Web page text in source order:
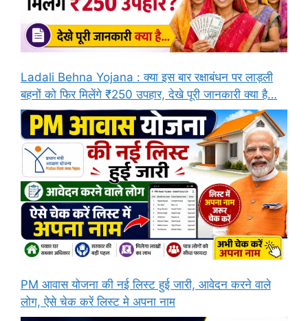
Ladali Behna Yojana : क्या इस बार रक्षाबंधन पर लाड़ली
बहनों को फिर मिलेंगे ₹250 उपहार, देखे पूरी जानकारी क्या है…
PM आवास योजना की नई लिस्ट हुई जारी, आवेदन करने वाले
लोग, ऐसे चेक करें लिस्ट मे अपना नाम